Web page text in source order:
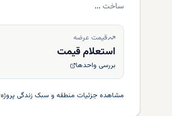
ساخت ...
قیمت عرضه
استعلام قیمت
بررسی واحدها
مشاهده جزئیات منطقه و سبک زندگی پروژه